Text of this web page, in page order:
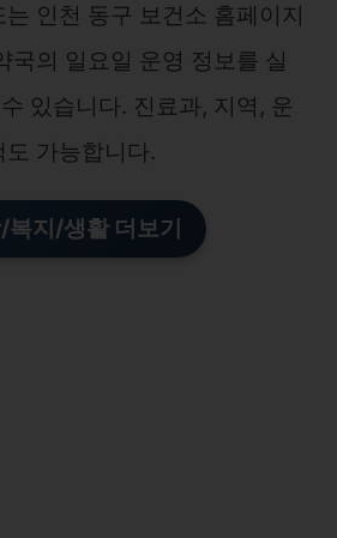
인천 동구 보건소 홈페이지
국의 일요일 운영 정보를 실
있습니다. 진료과, 지역, 운
가능합니다.
복지/생활 더보기